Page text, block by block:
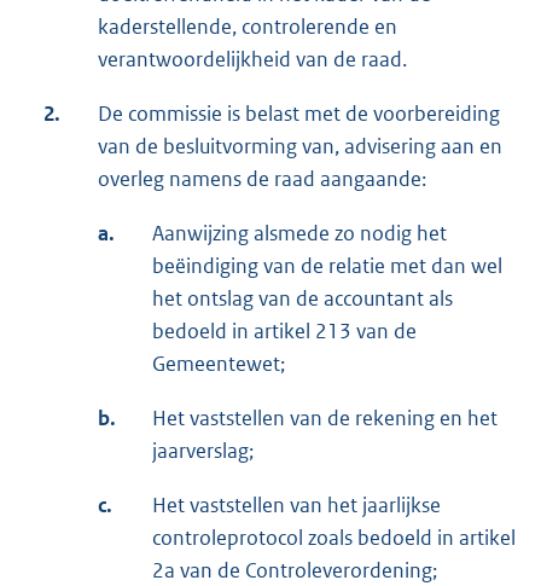
kaderstellende, controlerende en
verantwoordelijkheid van de raad.
2.
De commissie is belast met de voorbereiding
van de besluitvorming van, advisering aan en
overleg namens de raad aangaande:
a.
Aanwijzing alsmede zo nodig het
beëindiging van de relatie met dan wel
het ontslag van de accountant als
bedoeld in artikel 213 van de
Gemeentewet;
b.
Het vaststellen van de rekening en het
jaarverslag;
c.
Het vaststellen van het jaarlijkse
controleprotocol zoals bedoeld in artikel
2a van de Controleverordening;